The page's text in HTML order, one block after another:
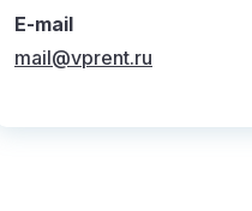
E-mail
mail@vprent.ru